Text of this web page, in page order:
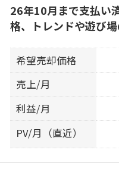
26年10月まで支払い
格、トレンドや遊び
希望売却価格
売上/月
利益/月
PV/月（直近）